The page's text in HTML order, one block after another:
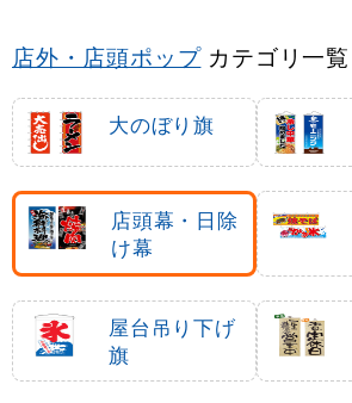
店外・店頭ポップカテゴリ一覧
大のぼり旗
店頭幕・日除
け幕
屋台吊り下げ
旗